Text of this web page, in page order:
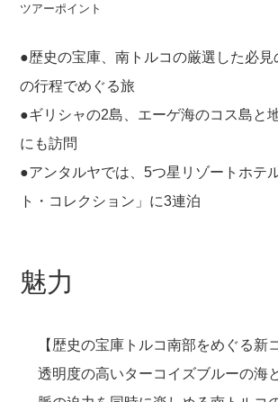
ツアーポイント
●歴史の宝庫、南トルコの厳選した必見
の行程でめぐる旅
●ギリシャの2島、エーゲ海のコス島と
にも訪問
●アンタルヤでは、5つ星リゾートホテ
ト・コレクション」に3連泊
魅力
【歴史の宝庫トルコ南部をめぐる新
透明度の高いターコイズブルーの海